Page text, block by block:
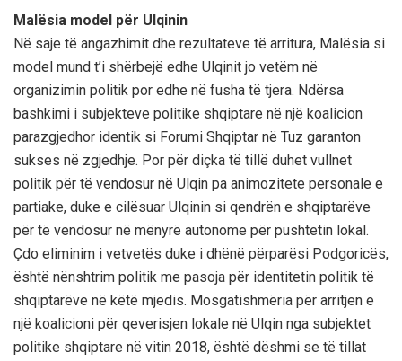
Malësia model për Ulqinin
Në saje të angazhimit dhe rezultateve të arritura, Malësia si
model mund t’i shërbejë edhe Ulqinit jo vetëm në
organizimin politik por edhe në fusha të tjera. Ndërsa
bashkimi i subjekteve politike shqiptare në një koalicion
parazgjedhor identik si Forumi Shqiptar në Tuz garanton
sukses në zgjedhje. Por për diçka të tillë duhet vullnet
politik për të vendosur në Ulqin pa animozitete personale e
partiake, duke e cilësuar Ulqinin si qendrën e shqiptarëve
për të vendosur në mënyrë autonome për pushtetin lokal.
Çdo eliminim i vetvetës duke i dhënë përparësi Podgoricës,
është nënshtrim politik me pasoja për identitetin politik të
shqiptarëve në këtë mjedis. Mosgatishmëria për arritjen e
një koalicioni për qeverisjen lokale në Ulqin nga subjektet
politike shqiptare në vitin 2018, është dëshmi se të tillat